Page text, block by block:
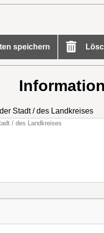
speichern
Stadt / des Landkreises